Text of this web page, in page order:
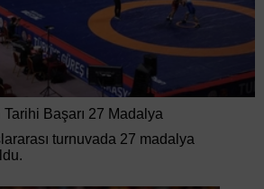
Başarı 27 Madalya
turnuvada 27 madalya